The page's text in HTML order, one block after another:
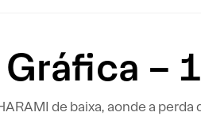
Gráfica –
de baixa, aonde a